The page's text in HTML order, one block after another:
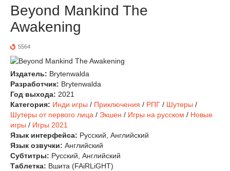
Beyond Mankind The
Awakening
5564
Издатель: Brytenwalda
Разработчик: Brytenwalda
Год выхода: 2021
Категория: Инди игры / Приключения / РПГ / Шутеры /
Шутеры от первого лица / Экшен / Игры на русском / Новые
игры / Игры 2021
Язык интерфейса: Русский, Английский
Язык озвучки: Английский
Субтитры: Русский, Английский
Таблетка: Вшита (FAiRLiGHT)